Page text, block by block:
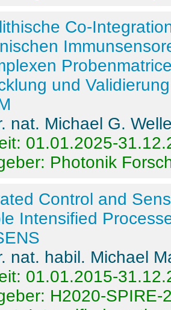
Co-
und
nat. Michael G.
01.01.2025-
Photonik
Control and
Intensified
nat. habil. Michael
01.01.2015-
H2020-SPIRE-